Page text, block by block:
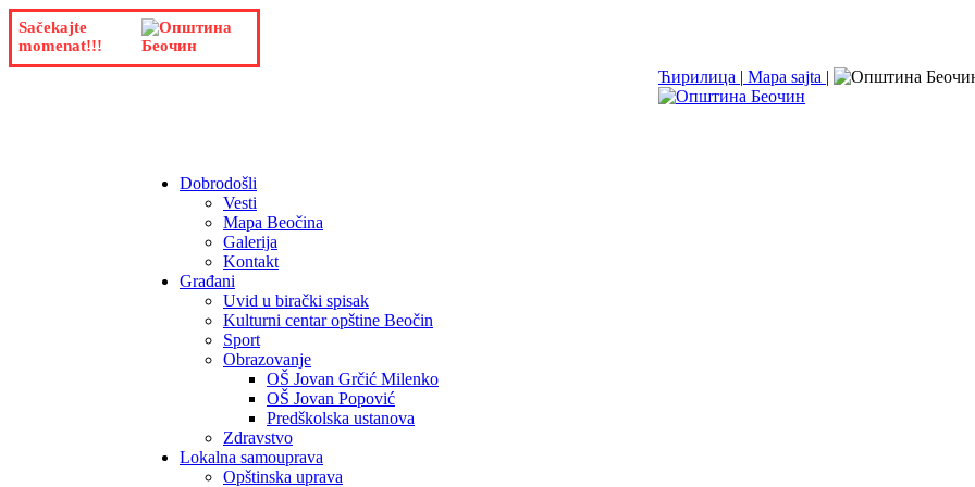
Sačekajte
momenat!!!
Ћирилица | Mapa sajta |
Dobrodošli
Vesti
Mapa Beočina
Galerija
Kontakt
Građani
Uvid u birački spisak
Kulturni centar opštine Beočin
Sport
Obrazovanje
OŠ Jovan Grčić Milenko
OŠ Jovan Popović
Predškolska ustanova
Zdravstvo
Lokalna samouprava
Opštinska uprava